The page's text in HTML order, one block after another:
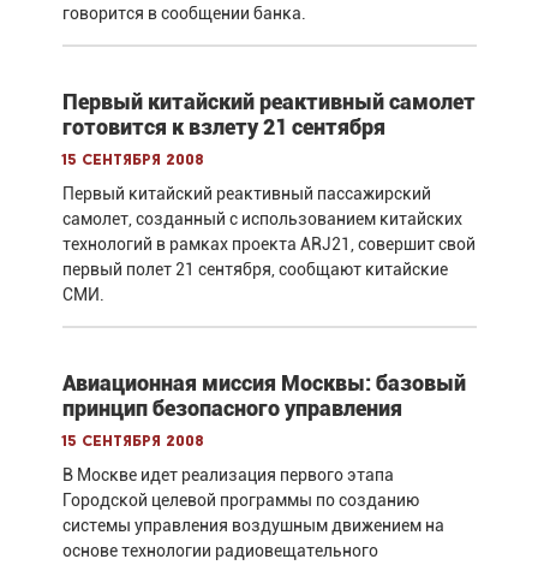
говорится в сообщении банка.
Первый китайский реактивный самолет
готовится к взлету 21 сентября
15 сентября 2008
Первый китайский реактивный пассажирский
самолет, созданный с использованием китайских
технологий в рамках проекта ARJ21, совершит свой
первый полет 21 сентября, сообщают китайские
СМИ.
Авиационная миссия Москвы: базовый
принцип безопасного управления
15 сентября 2008
В Москве идет реализация первого этапа
Городской целевой программы по созданию
системы управления воздушным движением на
основе технологии радиовещательного